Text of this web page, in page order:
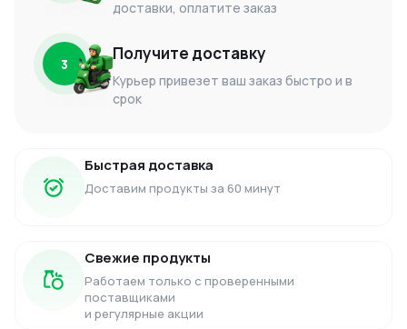
доставки, оплатите заказ
3 Получите доставку
Курьер привезет ваш заказ быстро и в
срок
Быстрая доставка
Доставим продукты за 60 минут
Свежие продукты
Работаем только с проверенными
поставщиками
и регулярные акции